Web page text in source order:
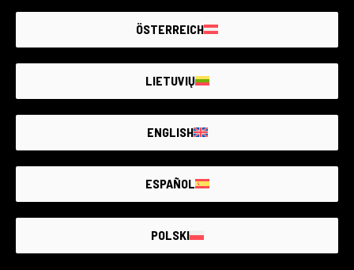
Cod. 018DMLSO0000446908
Sony A6000
ÖSTERREICH
LIETUVIŲ
ENGLISH
ESPAÑOL
POLSKI